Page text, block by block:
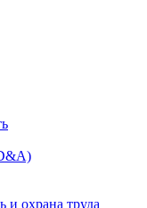
и охрана труда